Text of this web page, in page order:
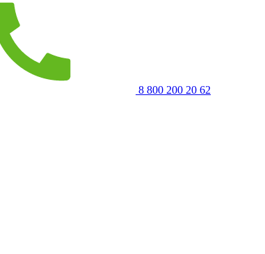
8 800 200 20 62